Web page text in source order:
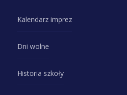
Kalendarz imprez
Dni wolne
Historia szkoły